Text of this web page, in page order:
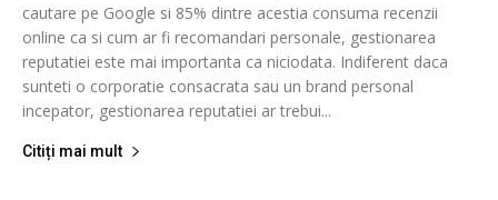
cautare pe Google si 85% dintre acestia consuma recenzii
online ca si cum ar fi recomandari personale, gestionarea
reputatiei este mai importanta ca niciodata. Indiferent daca
sunteti o corporatie consacrata sau un brand personal
incepator, gestionarea reputatiei ar trebui...
Citiți mai mult